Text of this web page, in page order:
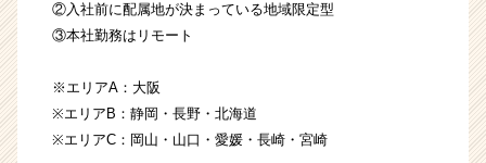
②入社前に配属地が決まっている地域限定型
③本社勤務はリモート
※エリアA：大阪
※エリアB：静岡・長野・北海道
※エリアC：岡山・山口・愛媛・長崎・宮崎